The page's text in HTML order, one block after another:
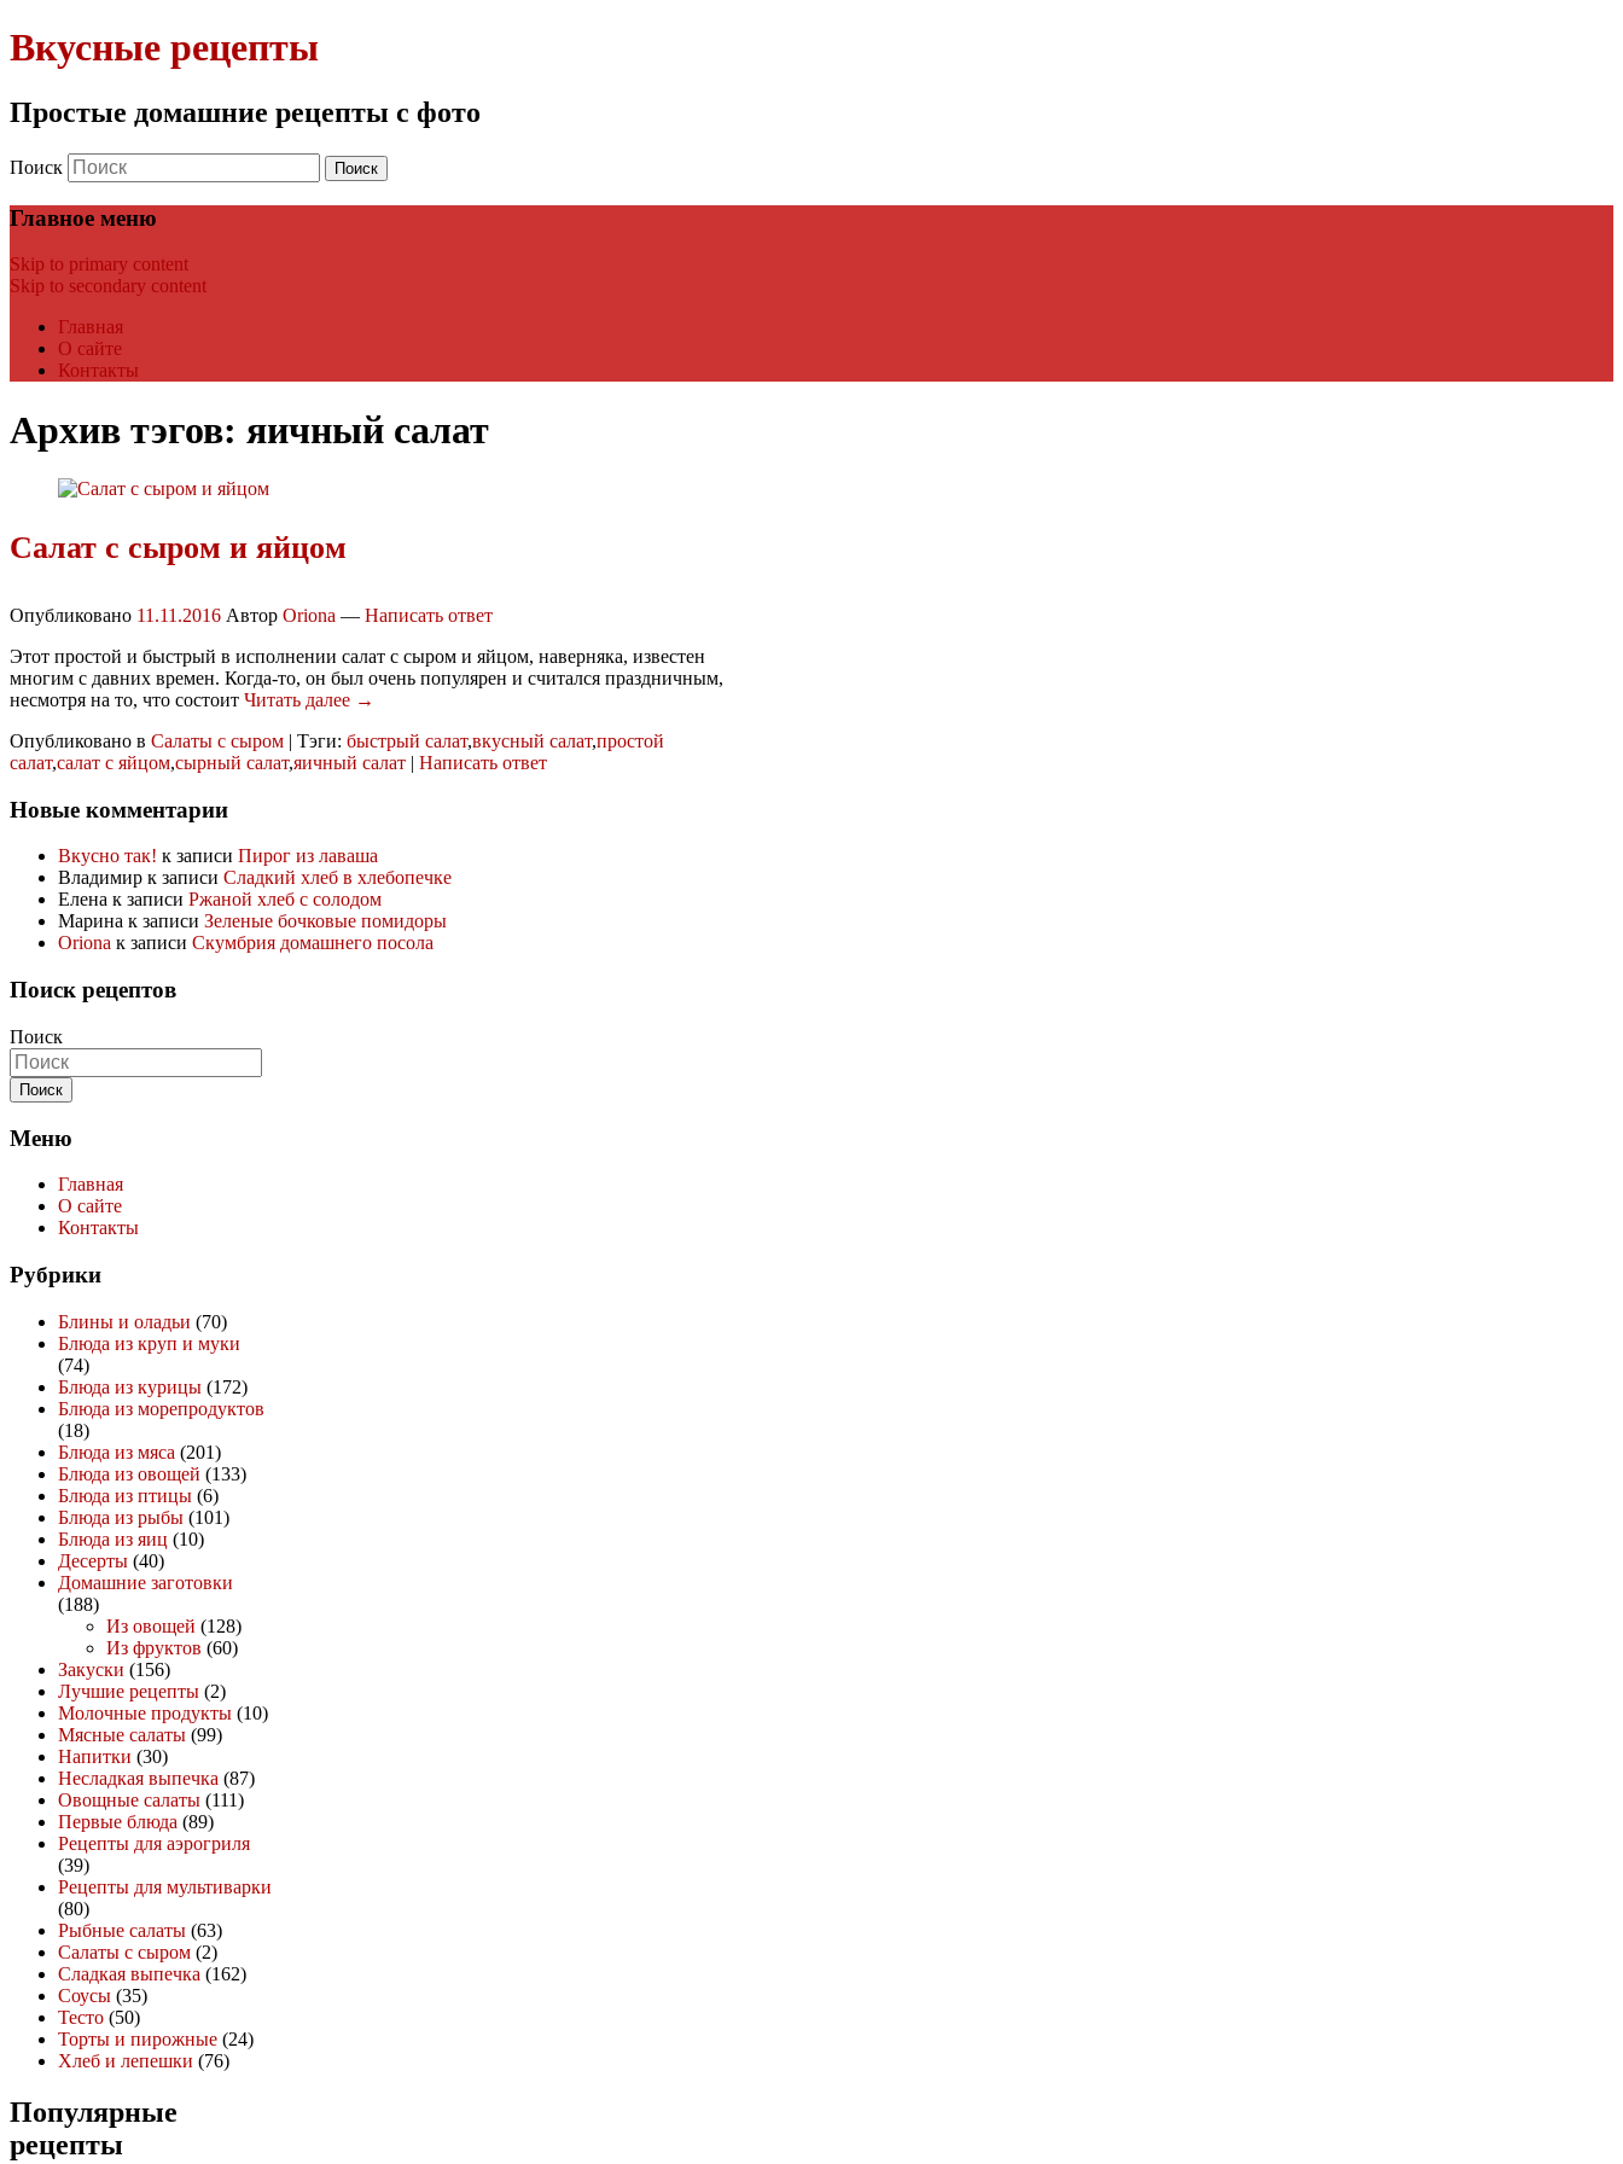
Вкусные рецепты
Простые домашние рецепты с фото
Поиск
Главное меню
Skip to primary content
Skip to secondary content
Главная
О сайте
Контакты
Архив тэгов: яичный салат
Салат с сыром и яйцом
Опубликовано 11.11.2016 Автор Oriona — Написать ответ
Этот простой и быстрый в исполнении салат с сыром и яйцом, наверняка, известен
многим с давних времен. Когда-то, он был очень популярен и считался праздничным,
несмотря на то, что состоит Читать далее →
Опубликовано в Салаты с сыром | Тэги: быстрый салат,вкусный салат,простой
салат,салат с яйцом,сырный салат,яичный салат | Написать ответ
Новые комментарии
Вкусно так! к записи Пирог из лаваша
Владимир к записи Сладкий хлеб в хлебопечке
Елена к записи Ржаной хлеб с солодом
Марина к записи Зеленые бочковые помидоры
Oriona к записи Скумбрия домашнего посола
Поиск рецептов
Поиск
Меню
Главная
О сайте
Контакты
Рубрики
Блины и оладьи (70)
Блюда из круп и муки
(74)
Блюда из курицы (172)
Блюда из морепродуктов
(18)
Блюда из мяса (201)
Блюда из овощей (133)
Блюда из птицы (6)
Блюда из рыбы (101)
Блюда из яиц (10)
Десерты (40)
Домашние заготовки
(188)
Из овощей (128)
Из фруктов (60)
Закуски (156)
Лучшие рецепты (2)
Молочные продукты (10)
Мясные салаты (99)
Напитки (30)
Несладкая выпечка (87)
Овощные салаты (111)
Первые блюда (89)
Рецепты для аэрогриля
(39)
Рецепты для мультиварки
(80)
Рыбные салаты (63)
Салаты с сыром (2)
Сладкая выпечка (162)
Соусы (35)
Тесто (50)
Торты и пирожные (24)
Хлеб и лепешки (76)
Популярные
рецепты